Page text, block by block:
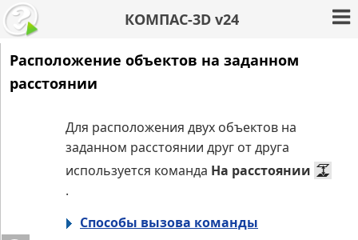
КОМПАС-3D v24
Расположение объектов на заданном
расстоянии
Для расположения двух объектов на
заданном расстоянии друг от друга
используется команда На расстоянии
.
Способы вызова команды